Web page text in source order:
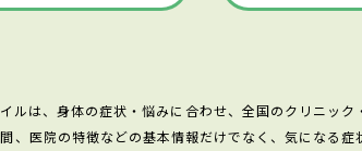
ルは、身体の症状・悩みに合わせ、全国のクリニッ
、医院の特徴などの基本情報だけでなく、気になる